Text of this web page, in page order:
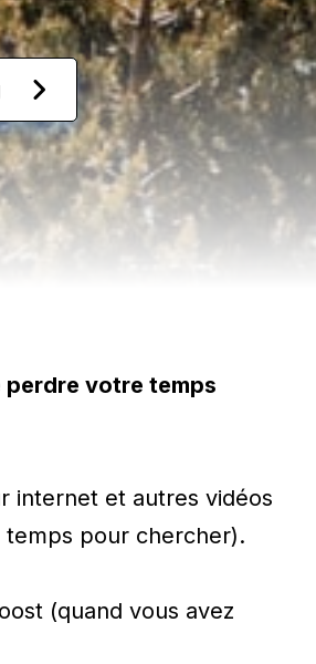
votre temps
internet et autres vidéos
temps pour chercher).
(quand vous avez